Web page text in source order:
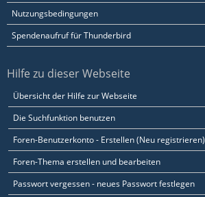
Nutzungsbedingungen
Spendenaufruf für Thunderbird
Hilfe zu dieser Webseite
Übersicht der Hilfe zur Webseite
Die Suchfunktion benutzen
Foren-Benutzerkonto - Erstellen (Neu registrieren)
Foren-Thema erstellen und bearbeiten
Passwort vergessen - neues Passwort festlegen